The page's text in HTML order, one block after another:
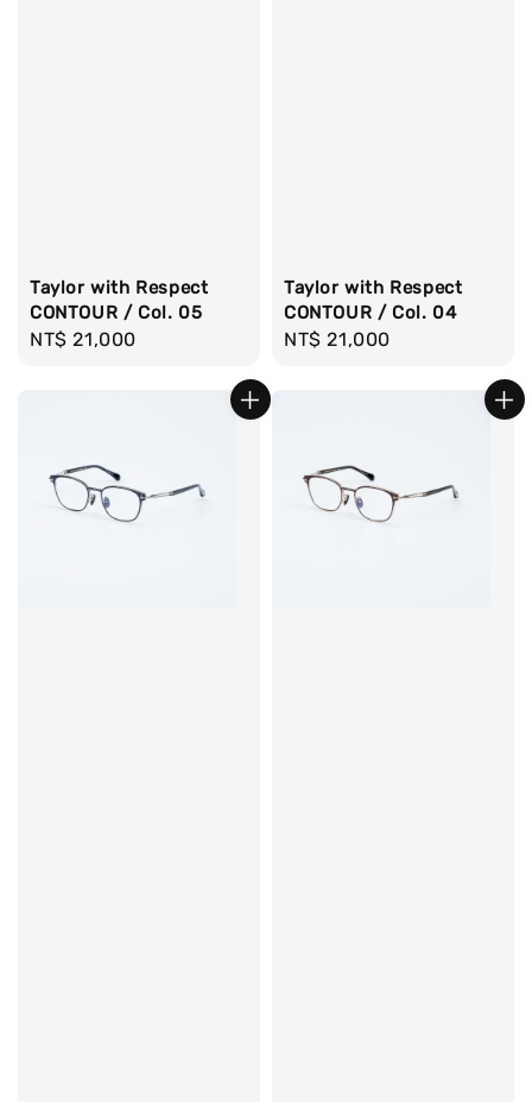
Taylor with Respect
CONTOUR / Col. 05
Regular
NT$ 21,000
Taylor with Respect
CONTOUR / Col. 04
Regular
NT$ 21,000